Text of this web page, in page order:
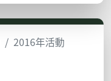
2016年活動